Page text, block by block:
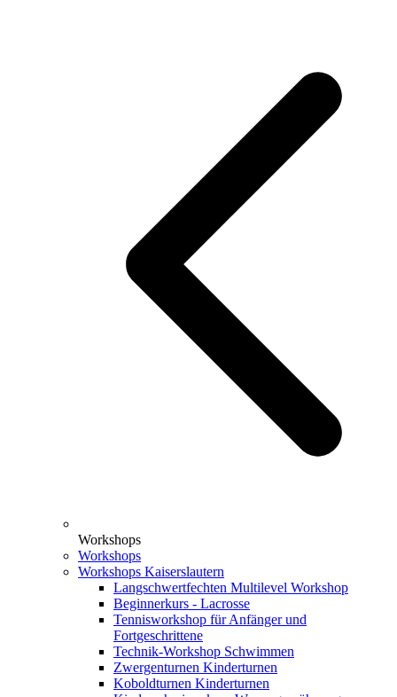
Workshops
Workshops
Workshops Kaiserslautern
Langschwertfechten Multilevel Workshop
Beginnerkurs - Lacrosse
Tennisworkshop für Anfänger und
Fortgeschrittene
Technik-Workshop Schwimmen
Zwergenturnen Kinderturnen
Koboldturnen Kinderturnen